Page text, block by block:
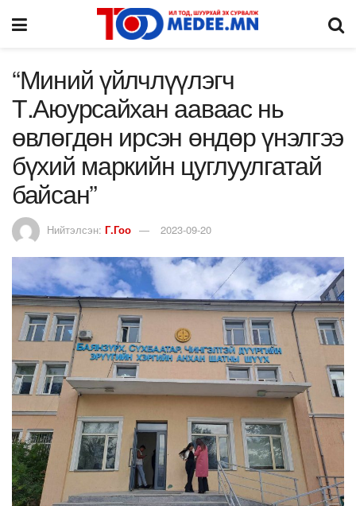
“Миний үйлчлүүлэгч
Т.Аюурсайхан ааваас нь
өвлөгдөн ирсэн өндөр үнэлгээ
бүхий маркийн цуглуулгатай
байсан”
Нийтэлсэн: Г.Гоо 2023-09-20